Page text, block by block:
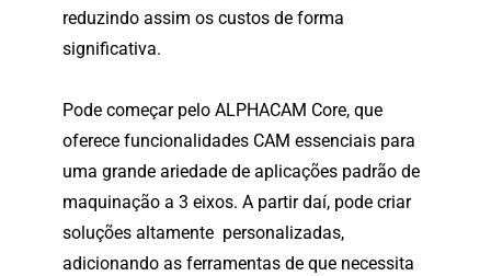
reduzindo assim os custos de forma
significativa.
Pode começar pelo ALPHACAM Core, que
oferece funcionalidades CAM essenciais para
uma grande ariedade de aplicações padrão de
maquinação a 3 eixos. A partir daí, pode criar
soluções altamente personalizadas,
adicionando as ferramentas de que necessita